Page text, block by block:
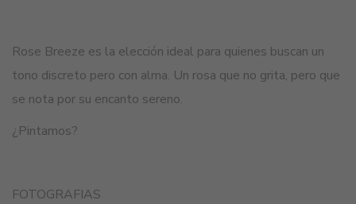
Rose Breeze es la elección ideal para quienes buscan un
tono discreto pero con alma. Un rosa que no grita, pero que
se nota por su encanto sereno.
¿Pintamos?
FOTOGRAFIAS